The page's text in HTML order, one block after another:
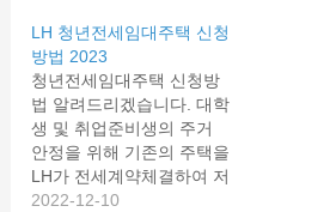
모르는 분을 위해 준비했습
니다. 청년 전세자금 대출
종류에 대해 알아보겠습니
다. 청년 전세자금 대출 종
류 전세자금 대출 종류와
주의해야 할 사항을 지난
포스팅에서…
LH 청년전세임대주택 신청
방법 2023
청년전세임대주택 신청방
법 알려드리겠습니다. 대학
생 및 취업준비생의 주거
안정을 위해 기존의 주택을
LH가 전세계약체결하여 저
렴하게 재임대하는 사업입
2022-12-10